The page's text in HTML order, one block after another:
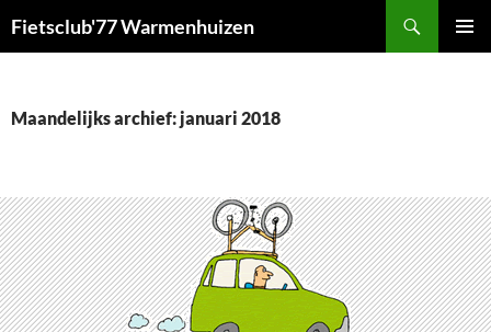
naar
Fietsclub'77 Warmenhuizen
Maandelijks archief: januari 2018